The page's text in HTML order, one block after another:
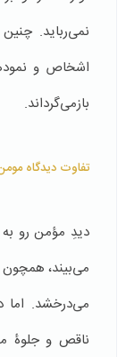
نمی‌رباید.
اشخاص و
بازمی‌گرداند.
تفاوت دیدگاه
دیدِ مؤمن رو به
می‌بیند، همچون
می‌درخشد. اما
ناقص و جلوۀ